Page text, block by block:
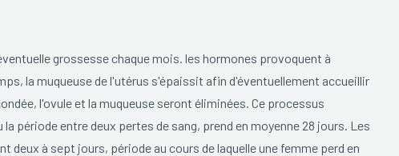
grossesse chaque mois. les hormones provoquent à
la muqueuse de l'utérus s'épaissit afin d'éventuellement accueillir
l'ovule et la muqueuse seront éliminées. Ce processus
période entre deux pertes de sang, prend en moyenne 28 jours. Les
deux à sept jours, période au cours de laquelle une femme perd en